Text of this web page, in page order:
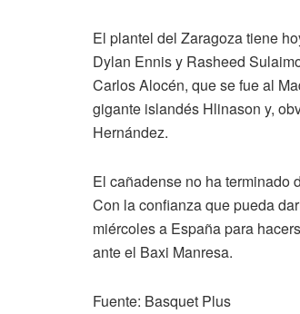
El plantel del Zaragoza tiene
Dylan Ennis y Rasheed
Carlos Alocén, que se fue al
gigante islandés Hlinason y,
Hernández.
El cañadense no ha terminado
Con la confianza que pueda
miércoles a España para
ante el Baxi Manresa.
Fuente: Basquet Plus